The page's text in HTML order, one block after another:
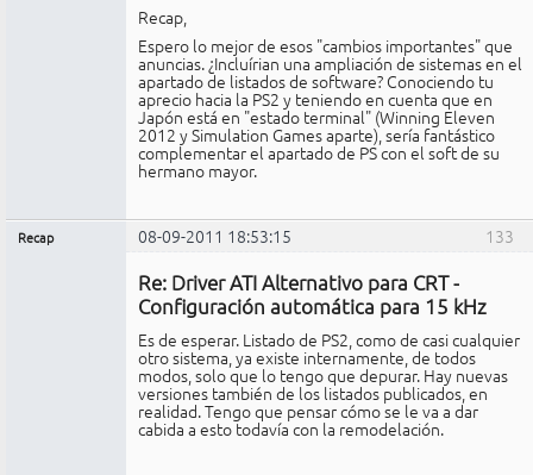
Recap,
Espero lo mejor de esos "cambios importantes" que
anuncias. ¿Incluírian una ampliación de sistemas en el
apartado de listados de software? Conociendo tu
aprecio hacia la PS2 y teniendo en cuenta que en
Japón está en "estado terminal" (Winning Eleven
2012 y Simulation Games aparte), sería fantástico
complementar el apartado de PS con el soft de su
hermano mayor.
133
Recap 08-09-2011 18:53:15
Re: Driver ATI Alternativo para CRT -
Configuración automática para 15 kHz
Es de esperar. Listado de PS2, como de casi cualquier
otro sistema, ya existe internamente, de todos
modos, solo que lo tengo que depurar. Hay nuevas
versiones también de los listados publicados, en
realidad. Tengo que pensar cómo se le va a dar
cabida a esto todavía con la remodelación.